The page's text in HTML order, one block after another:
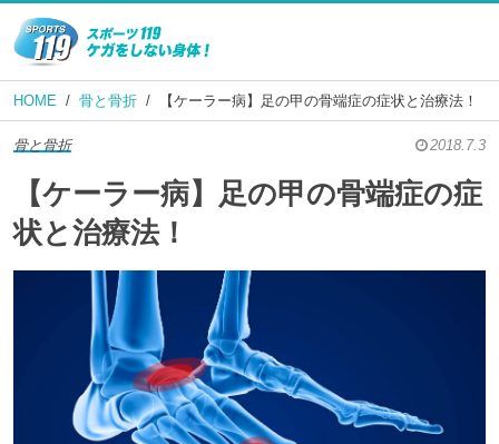
HOME 骨と骨折 【ケーラー病】足の甲の骨端症の症状と治療法！
骨と骨折 2018.7.3
【ケーラー病】足の甲の骨端症の症
状と治療法！